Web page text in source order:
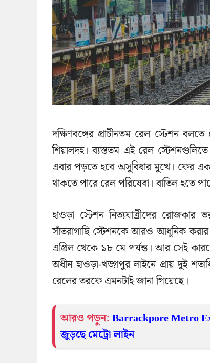
দক্ষিণবঙ্গের প্রাচীনতম রেল স্টেশন
শিয়ালদহ। ব্যস্ততম এই রেল
এবার পড়তে হবে অসুবিধার মুখে। ফের
থাকতে পারে রেল পরিষেবা। বাতিল হতে
হাওড়া স্টেশন নিত্যযাত্রীদের
সাঁতরাগাছি স্টেশনকে আরও আধুনিক করার
এপ্রিল থেকে ১৮ মে পর্যন্ত। আর সেই
অধীন হাওড়া-খড়্গপুর লাইনে প্রায় দুই
রেলের তরফে এমনটাই জানা গিয়েছে।
আরও পড়ুন:Barrackpore Metro
জুড়ছে মেট্রো লাইন